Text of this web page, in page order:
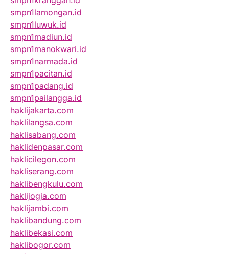
smpn1lamongan.id
smpn1luwuk.id
smpn1madiun.id
smpn1manokwari.id
smpn1narmada.id
smpn1pacitan.id
smpn1padang.id
smpn1pailangga.id
haklijakarta.com
haklilangsa.com
haklisabang.com
haklidenpasar.com
haklicilegon.com
hakliserang.com
haklibengkulu.com
haklijogja.com
haklijambi.com
haklibandung.com
haklibekasi.com
haklibogor.com